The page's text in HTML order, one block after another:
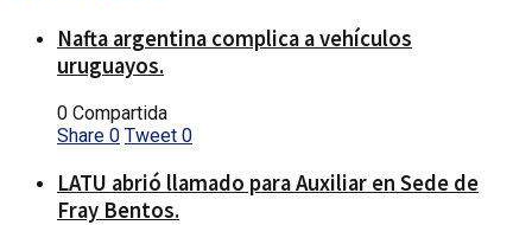
Nafta argentina complica a vehículos
uruguayos.
0 Compartida
Share 0 Tweet 0
LATU abrió llamado para Auxiliar en Sede de
Fray Bentos.